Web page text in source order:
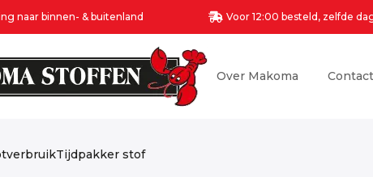
naar binnen- & buitenland Voor 12:00 besteld, zelfde
Over Makoma Contact
Tijdpakker stof